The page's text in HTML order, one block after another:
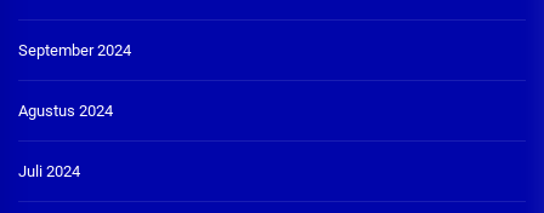
September 2024
Agustus 2024
Juli 2024